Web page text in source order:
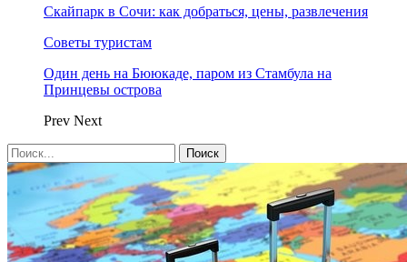
Скайпарк в Сочи: как добраться, цены, развлечения
Советы туристам
Один день на Бююкаде, паром из Стамбула на
Принцевы острова
Prev Next